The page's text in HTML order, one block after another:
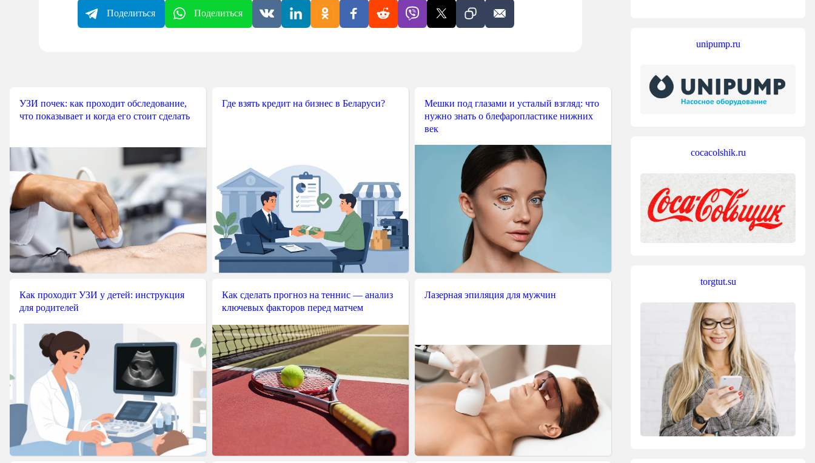
Поделиться Поделиться
УЗИ почек: как проходит обследование,
что показывает и когда его стоит сделать
Где взять кредит на бизнес в Беларуси?
Мешки под глазами и усталый взгляд: что
нужно знать о блефаропластике нижних
век
Как проходит УЗИ у детей: инструкция
для родителей
Как сделать прогноз на теннис — анализ
ключевых факторов перед матчем
Лазерная эпиляция для мужчин
unipump.ru
cocacolshik.ru
torgtut.su